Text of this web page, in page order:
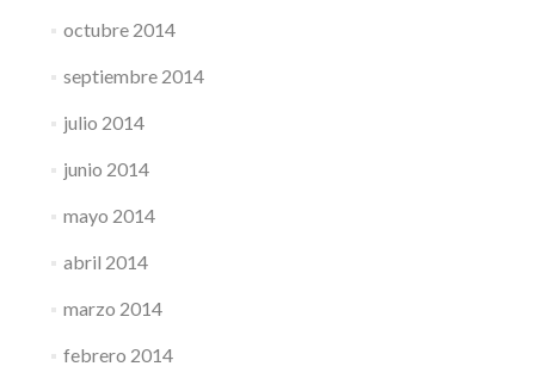
octubre 2014
septiembre 2014
julio 2014
junio 2014
mayo 2014
abril 2014
marzo 2014
febrero 2014